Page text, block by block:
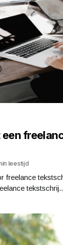
leestijd
freelance